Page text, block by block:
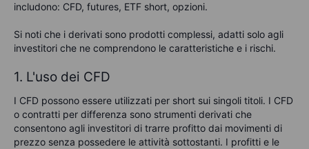
includono: CFD, futures, ETF short, opzioni.
Si noti che i derivati sono prodotti complessi, adatti solo agli
investitori che ne comprendono le caratteristiche e i rischi.
1. L'uso dei CFD
I CFD possono essere utilizzati per short sui singoli titoli. I CFD
o contratti per differenza sono strumenti derivati che
consentono agli investitori di trarre profitto dai movimenti di
prezzo senza possedere le attività sottostanti. I profitti e le